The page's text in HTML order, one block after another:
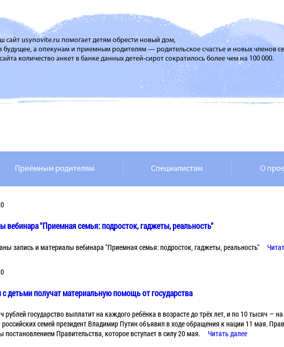
сайт usynovite.ru помогает детям обрести новый дом,
будущее, а опекунам и приемным родителям — родительское счастье и новых членов
количество анкет в банке данных детей-сирот сократилось более чем на 100 000.
Приёмным родителям Специалистам О
вебинара "Приемная семья: подросток, гаджеты, реальность"
запись и материалы вебинара "Приемная семья: подросток, гаджеты, реальность"
с детьми получат материальную помощь от государства
рублей государство выплатит на каждого ребёнка в возрасте до трёх лет, и по 10 тысяч —
семей президент Владимир Путин объявил в ходе обращения к нации 11 мая.
постановлением Правительства, которое вступает в силу 20 мая.
Читать далее